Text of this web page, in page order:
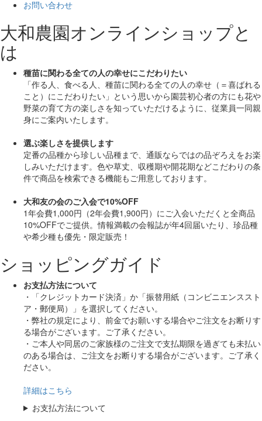
お問い合わせ
大和農園オンラインショップと
は
種苗に関わる全ての人の幸せにこだわりたい
「作る人、食べる人、種苗に関わる全ての人の幸せ（＝喜ばれる
こと）にこだわりたい」 という思いから園芸初心者の方にも花や
野菜の育て方の楽しさを知っていただけるように、従業員一同親
身にご案内いたします。
選ぶ楽しさを提供します
定番の品種から珍しい品種まで、通販ならではの品ぞろえをお楽
しみいただけます。色や草丈、収穫期や開花期などこだわりの条
件で商品を検索できる機能もご用意しております。
大和友の会のご入会で10%OFF
1年会費1,000円（2年会費1,900円）にご入会いただくと全商品
10%OFFでご提供。情報満載の会報誌が年4回届いたり、珍品種
や希少種も優先・限定販売！
ショッピングガイド
お支払方法について
・「クレジットカード決済」か「振替用紙（コンビニエンススト
ア・郵便局）」を選択してください。
・弊社の規定により、前金でお願いする場合やご注文をお断りす
る場合がございます。ご了承ください。
・ご本人や同居のご家族様のご注文で支払期限を過ぎても未払い
のある場合は、ご注文をお断りする場合がございます。ご了承く
ださい。
詳細はこちら
お支払方法について